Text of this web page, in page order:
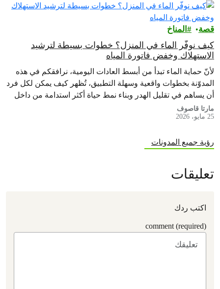
قصة المناخ
كيف نوفّر الماء في المنزل؟ خطوات بسيطة لترشيد
الاستهلاك وخفض فاتورة المياه
لأنّ حماية الماء تبدأ من أبسط العادات اليومية، نرافقكم في هذه
المدوّنة بخطوات واقعية وسهلة التطبيق، تُظهر كيف يمكن لكل فرد
أن يساهم في تقليل الهدر وبناء نمط حياة أكثر استدامة من داخل
المنزل.
مارتا قاصوف
25 مايو، 2026
رؤية جميع المدونات
تعليقات
اكتب ردك
comment (required)